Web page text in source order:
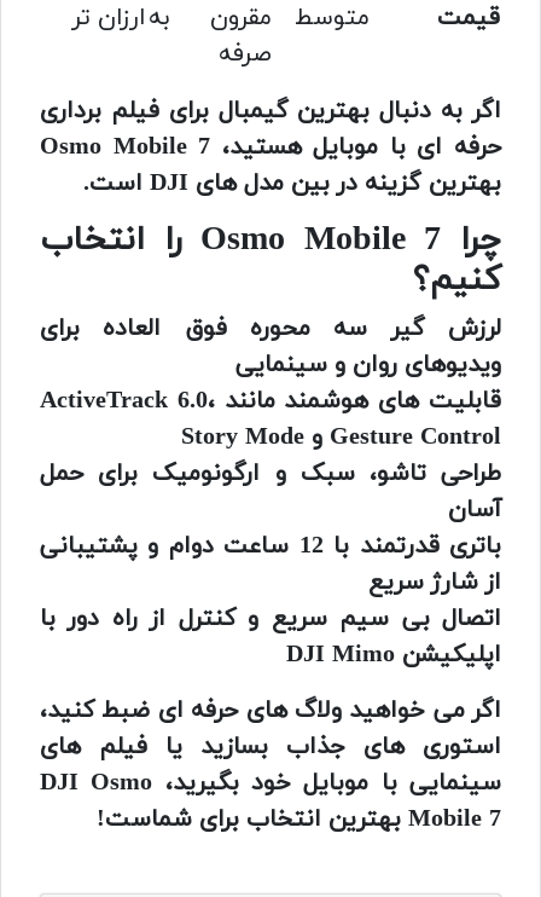
قیمت متوسط
مقرون به
صرفه
ارزان تر
اگر به دنبال بهترین گیمبال برای فیلم برداری
حرفه ای با موبایل هستید، Osmo Mobile 7
بهترین گزینه در بین مدل های DJI است.
چرا Osmo Mobile 7 را انتخاب
کنیم؟
لرزش گیر سه محوره فوق العاده برای
ویدیوهای روان و سینمایی
قابلیت های هوشمند مانند ActiveTrack 6.0،
Gesture Control و Story Mode
طراحی تاشو، سبک و ارگونومیک برای حمل
آسان
باتری قدرتمند با 12 ساعت دوام و پشتیبانی
از شارژ سریع
اتصال بی سیم سریع و کنترل از راه دور با
اپلیکیشن DJI Mimo
اگر می خواهید ولاگ های حرفه ای ضبط کنید،
استوری های جذاب بسازید یا فیلم های
سینمایی با موبایل خود بگیرید، DJI Osmo
Mobile 7 بهترین انتخاب برای شماست!